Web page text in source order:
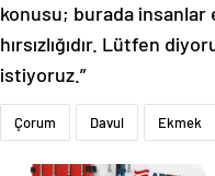
konusu; burada insanlar
hırsızlığıdır. Lütfen
istiyoruz.”
Çorum Davul Ekmek